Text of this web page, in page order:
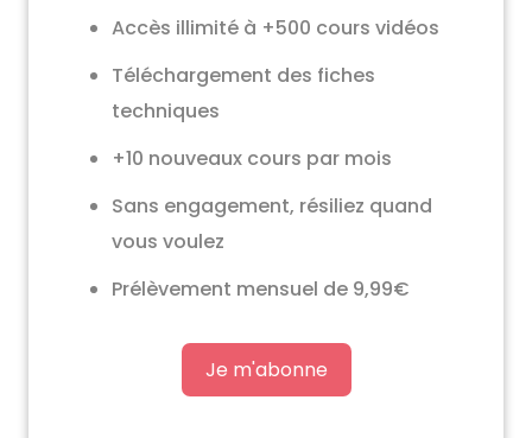
Accès illimité à +500 cours vidéos
Téléchargement des fiches
techniques
+10 nouveaux cours par mois
Sans engagement, résiliez quand
vous voulez
Prélèvement mensuel de 9,99€
Je m'abonne